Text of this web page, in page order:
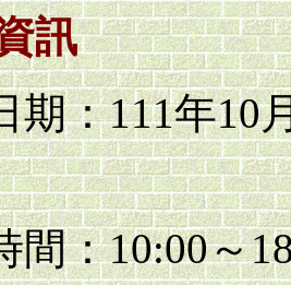
訊
期：111年10
間：10:00～